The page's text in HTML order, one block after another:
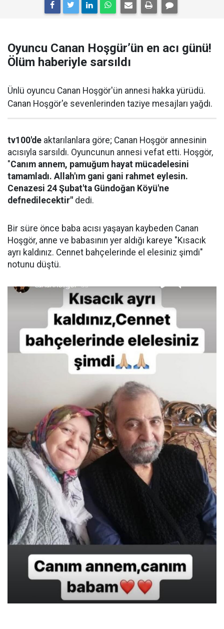
Oyuncu Canan Hoşgür’ün en acı günü!
Ölüm haberiyle sarsıldı
Ünlü oyuncu Canan Hoşgör'ün annesi hakka yürüdü.
Canan Hoşgör'e sevenlerinden taziye mesajları yağdı.
tv100'de aktarılanlara göre; Canan Hoşgör annesinin
acısıyla sarsıldı. Oyuncunun annesi vefat etti. Hoşgör,
"Canım annem, pamuğum hayat mücadelesini
tamamladı. Allah'ım gani gani rahmet eylesin.
Cenazesi 24 Şubat'ta Gündoğan Köyü'ne
defnedilecektir" dedi.
Bir süre önce baba acısı yaşayan kaybeden Canan
Hoşgör, anne ve babasının yer aldığı kareye "Kısacık
ayrı kaldınız. Cennet bahçelerinde el elesiniz şimdi"
notunu düştü.